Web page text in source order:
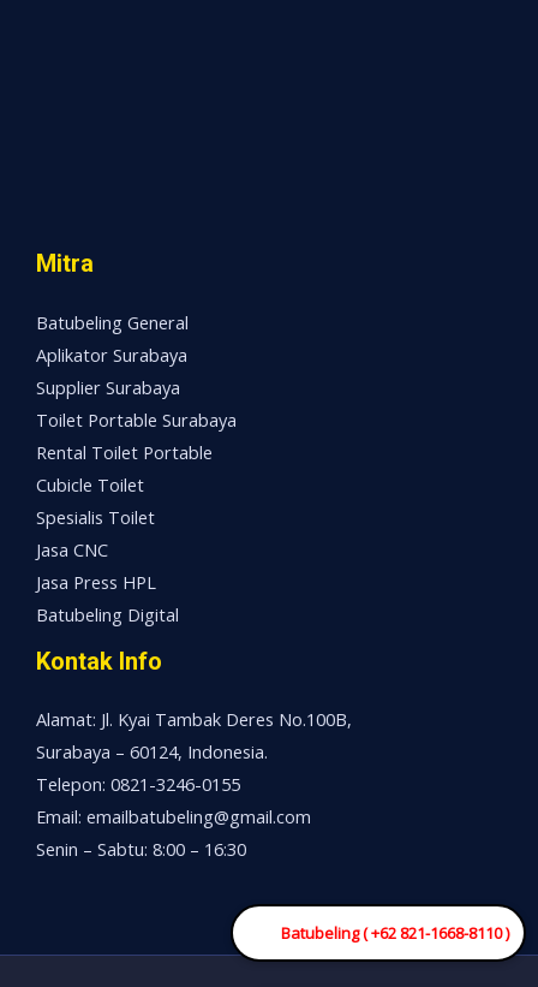
Batubeling ( +62 821-1668-8110 )
Mitra
Batubeling General
Aplikator Surabaya
Supplier Surabaya
Toilet Portable Surabaya
Rental Toilet Portable
Cubicle Toilet
Spesialis Toilet
Jasa CNC
Jasa Press HPL
Batubeling Digital
Kontak Info
Alamat: Jl. Kyai Tambak Deres No.100B,
Surabaya – 60124, Indonesia.
Telepon: 0821-3246-0155
Email: emailbatubeling@gmail.com
Senin – Sabtu: 8:00 – 16:30